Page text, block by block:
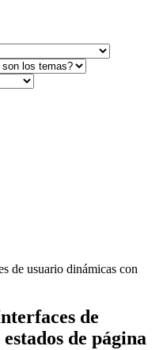
de usuario dinámicas con
de
de página